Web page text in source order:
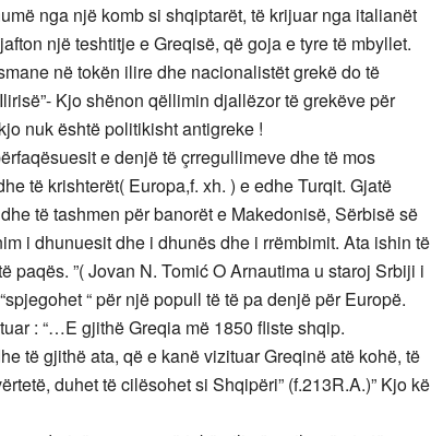
nga një komb si shqiptarët, të krijuar nga italianët
një teshtitje e Greqisë, që goja e tyre të mbyllet.
në tokën ilire dhe nacionalistët grekë do të
Kjo shënon qëllimin djallëzor të grekëve për
nuk është politikisht antigreke !
e denjë të çrregullimeve dhe të mos
të krishterët( Europa,f. xh. ) e edhe Turqit. Gjatë
të tashmen për banorët e Makedonisë, Sërbisë së
i dhunuesit dhe i dhunës dhe i rrëmbimit. Ata ishin të
paqës. ”( Jovan N. Tomić O Arnautima u staroj Srbiji i
“ për një popull të të pa denjë për Europë.
: “…E gjithë Greqia më 1850 fliste shqip.
të gjithë ata, që e kanë vizituar Greqinë atë kohë, të
duhet të cilësohet si Shqipëri” (f.213R.A.)” Kjo kë